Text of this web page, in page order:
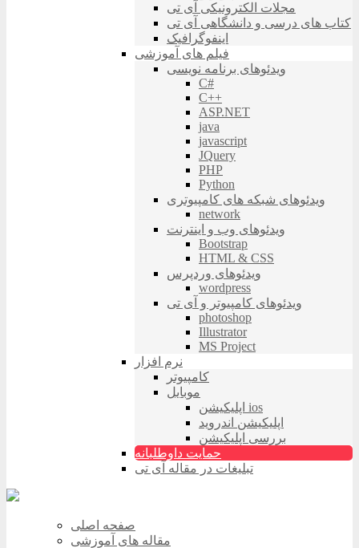
مجلات الکترونیکی آی تی
کتاب های درسی و دانشگاهی آی تی
اینفوگرافیک
فیلم های آموزشی
ویدئوهای برنامه نویسی
C#
C++
ASP.NET
java
javascript
JQuery
PHP
Python
ویدئوهای شبکه های کامپیوتری
network
ویدئوهای وب و اینترنت
Bootstrap
HTML & CSS
ویدئوهای وردپرس
wordpress
ویدئوهای کامپیوتر و آی تی
photoshop
Illustrator
MS Project
نرم افزار
کامپیوتر
موبایل
اپلیکیشن ios
اپلیکیشن اندروید
بررسی اپلیکیشن
حمایت داوطلبانه
تبلیغات در مقاله آی تی
صفحه اصلی
مقاله های آموزشی